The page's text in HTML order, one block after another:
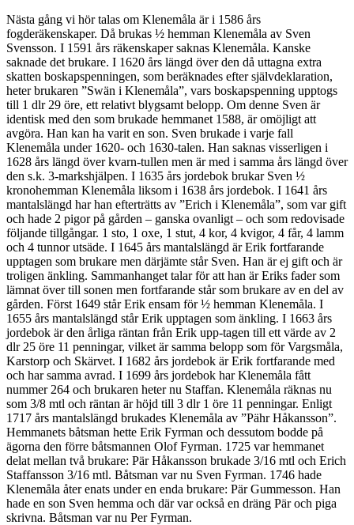
Nästa gång vi hör talas om Klenemåla är i 1586 års
fogderäkenskaper. Då brukas ½ hemman Klenemåla av Sven
Svensson. I 1591 års räkenskaper saknas Klenemåla. Kanske
saknade det brukare. I 1620 års längd över den då uttagna extra
skatten boskapspenningen, som beräknades efter självdeklaration,
heter brukaren ”Swän i Klenemåla”, vars boskapspenning upptogs
till 1 dlr 29 öre, ett relativt blygsamt belopp. Om denne Sven är
identisk med den som brukade hemmanet 1588, är omöjligt att
avgöra. Han kan ha varit en son. Sven brukade i varje fall
Klenemåla under 1620- och 1630-talen. Han saknas visserligen i
1628 års längd över kvarn-tullen men är med i samma års längd över
den s.k. 3-markshjälpen. I 1635 års jordebok brukar Sven ½
kronohemman Klenemåla liksom i 1638 års jordebok. I 1641 års
mantalslängd har han efterträtts av ”Erich i Klenemåla”, som var gift
och hade 2 pigor på gården – ganska ovanligt – och som redovisade
följande tillgångar. 1 sto, 1 oxe, 1 stut, 4 kor, 4 kvigor, 4 får, 4 lamm
och 4 tunnor utsäde. I 1645 års mantalslängd är Erik fortfarande
upptagen som brukare men därjämte står Sven. Han är ej gift och är
troligen änkling. Sammanhanget talar för att han är Eriks fader som
lämnat över till sonen men fortfarande står som brukare av en del av
gården. Först 1649 står Erik ensam för ½ hemman Klenemåla. I
1655 års mantalslängd står Erik upptagen som änkling. I 1663 års
jordebok är den årliga räntan från Erik upp-tagen till ett värde av 2
dlr 25 öre 11 penningar, vilket är samma belopp som för Vargsmåla,
Karstorp och Skärvet. I 1682 års jordebok är Erik fortfarande med
och har samma avrad. I 1699 års jordebok har Klenemåla fått
nummer 264 och brukaren heter nu Staffan. Klenemåla räknas nu
som 3/8 mtl och räntan är höjd till 3 dlr 1 öre 11 penningar. Enligt
1717 års mantalslängd brukades Klenemåla av ”Pähr Håkansson”.
Hemmanets båtsman hette Erik Fyrman och dessutom bodde på
ägorna den förre båtsmannen Olof Fyrman. 1725 var hemmanet
delat mellan två brukare: Pär Håkansson brukade 3/16 mtl och Erich
Staffansson 3/16 mtl. Båtsman var nu Sven Fyrman. 1746 hade
Klenemåla åter enats under en enda brukare: Pär Gummesson. Han
hade en son Sven hemma och där var också en dräng Pär och piga
skrivna. Båtsman var nu Per Fyrman.